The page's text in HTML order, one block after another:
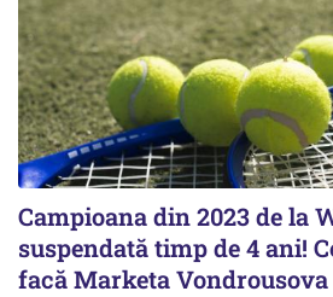
Campioana din 2023 de la
suspendată timp de 4 ani!
facă Marketa Vondrousova